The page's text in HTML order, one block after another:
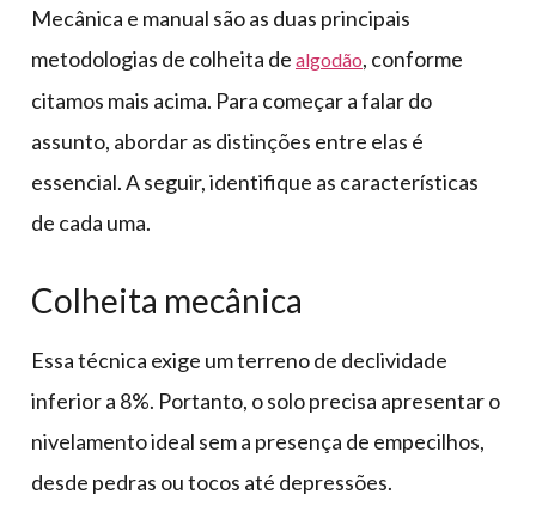
Mecânica e manual são as duas principais
metodologias de colheita de algodão, conforme
citamos mais acima. Para começar a falar do
assunto, abordar as distinções entre elas é
essencial. A seguir, identifique as características
de cada uma.
Colheita mecânica
Essa técnica exige um terreno de declividade
inferior a 8%. Portanto, o solo precisa apresentar o
nivelamento ideal sem a presença de empecilhos,
desde pedras ou tocos até depressões.